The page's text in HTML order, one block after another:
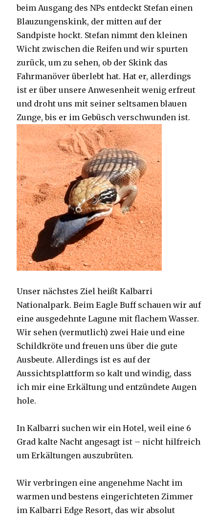
beim Ausgang des NPs entdeckt Stefan einen
Blauzungenskink, der mitten auf der
Sandpiste hockt. Stefan nimmt den kleinen
Wicht zwischen die Reifen und wir spurten
zurück, um zu sehen, ob der Skink das
Fahrmanöver überlebt hat. Hat er, allerdings
ist er über unsere Anwesenheit wenig erfreut
und droht uns mit seiner seltsamen blauen
Zunge, bis er im Gebüsch verschwunden ist.
Unser nächstes Ziel heißt Kalbarri
Nationalpark. Beim Eagle Buff schauen wir auf
eine ausgedehnte Lagune mit flachem Wasser.
Wir sehen (vermutlich) zwei Haie und eine
Schildkröte und freuen uns über die gute
Ausbeute. Allerdings ist es auf der
Aussichtsplattform so kalt und windig, dass
ich mir eine Erkältung und entzündete Augen
hole.
In Kalbarri suchen wir ein Hotel, weil eine 6
Grad kalte Nacht angesagt ist – nicht hilfreich
um Erkältungen auszubrüten.
Wir verbringen eine angenehme Nacht im
warmen und bestens eingerichteten Zimmer
im Kalbarri Edge Resort, das wir absolut